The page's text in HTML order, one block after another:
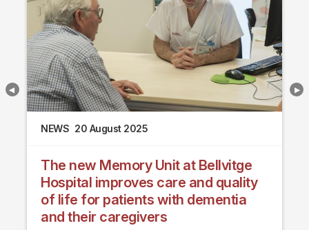
NEWS 20 August 2025
The new Memory Unit at Bellvitge
Hospital improves care and quality
of life for patients with dementia
and their caregivers